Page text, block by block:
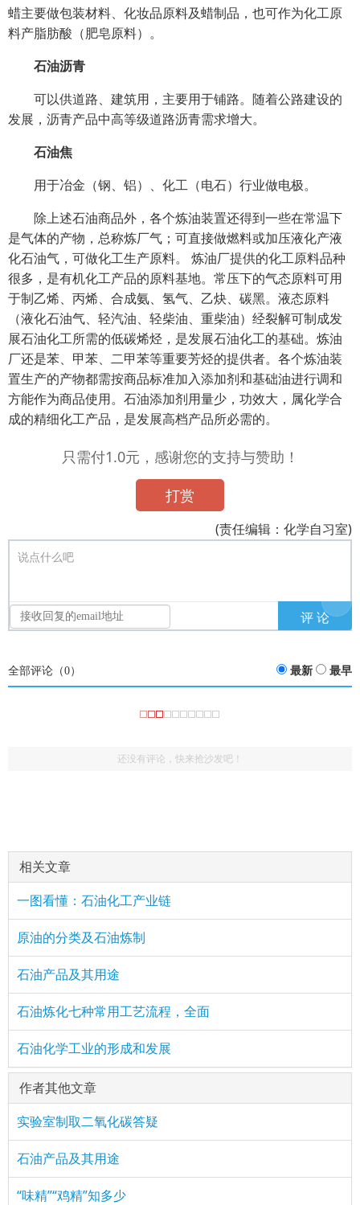
蜡主要做包装材料、化妆品原料及蜡制品，也可作为化工原
料产脂肪酸（肥皂原料）。
石油沥青
可以供道路、建筑用，主要用于铺路。随着公路建设的
发展，沥青产品中高等级道路沥青需求增大。
石油焦
用于冶金（钢、铝）、化工（电石）行业做电极。
除上述石油商品外，各个炼油装置还得到一些在常温下
是气体的产物，总称炼厂气；可直接做燃料或加压液化产液
化石油气，可做化工生产原料。 炼油厂提供的化工原料品种
很多，是有机化工产品的原料基地。常压下的气态原料可用
于制乙烯、丙烯、合成氨、氢气、乙炔、碳黑。液态原料
（液化石油气、轻汽油、轻柴油、重柴油）经裂解可制成发
展石油化工所需的低碳烯烃，是发展石油化工的基础。炼油
厂还是苯、甲苯、二甲苯等重要芳烃的提供者。各个炼油装
置生产的产物都需按商品标准加入添加剂和基础油进行调和
方能作为商品使用。石油添加剂用量少，功效大，属化学合
成的精细化工产品，是发展高档产品所必需的。
只需付1.0元，感谢您的支持与赞助！
打赏
(责任编辑：化学自习室)
说点什么吧
全部评论（0） 最新 最早
还没有评论，快来抢沙发吧！
相关文章
一图看懂：石油化工产业链
原油的分类及石油炼制
石油产品及其用途
石油炼化七种常用工艺流程，全面
石油化学工业的形成和发展
作者其他文章
实验室制取二氧化碳答疑
石油产品及其用途
“味精”“鸡精”知多少